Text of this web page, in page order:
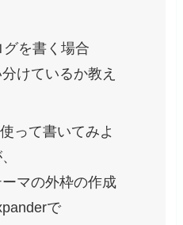
を書く場合
けているか教え
って書いてみよ
マの外枠の作成
で